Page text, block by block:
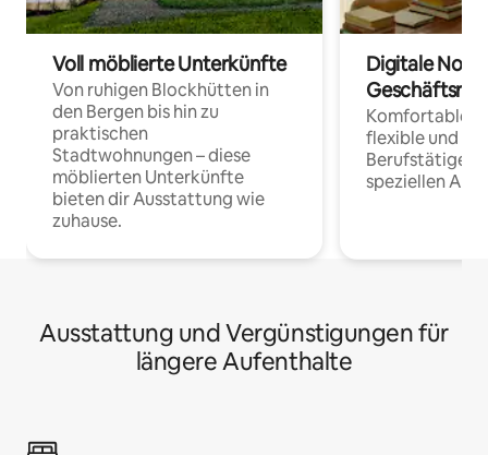
Voll möblierte Unterkünfte
Von ruhigen Blockhütten in
den Bergen bis hin zu
praktischen
Stadtwohnungen – diese
möblierten Unterkünfte
bieten dir Ausstattung wie
zuhause.
Digitale
Komfortable
flexible und
Berufstätige
speziellen
Ausstattung und Vergünstigungen für
längere Aufenthalte